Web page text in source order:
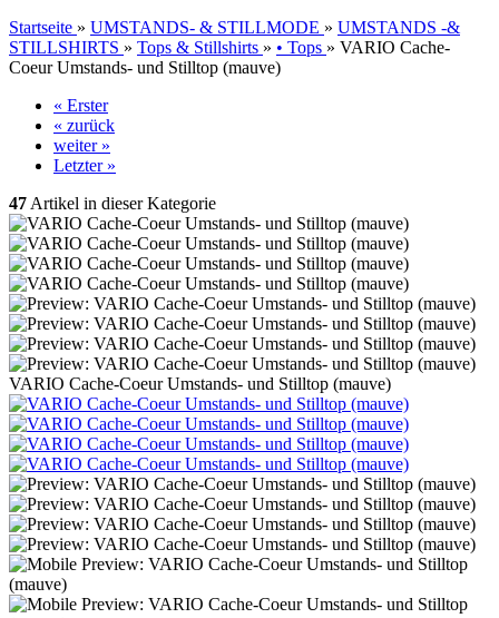
Startseite » UMSTANDS- & STILLMODE » UMSTANDS -&
STILLSHIRTS » Tops & Stillshirts » • Tops » VARIO Cache-
Coeur Umstands- und Stilltop (mauve)
« Erster
« zurück
weiter »
Letzter »
47 Artikel in dieser Kategorie
VARIO Cache-Coeur Umstands- und Stilltop (mauve)